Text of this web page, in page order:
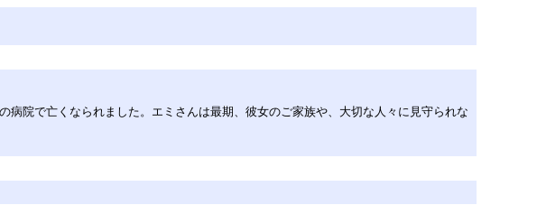
院で亡くなられました。エミさんは最期、彼女のご家族や、大切な人々に見守られな